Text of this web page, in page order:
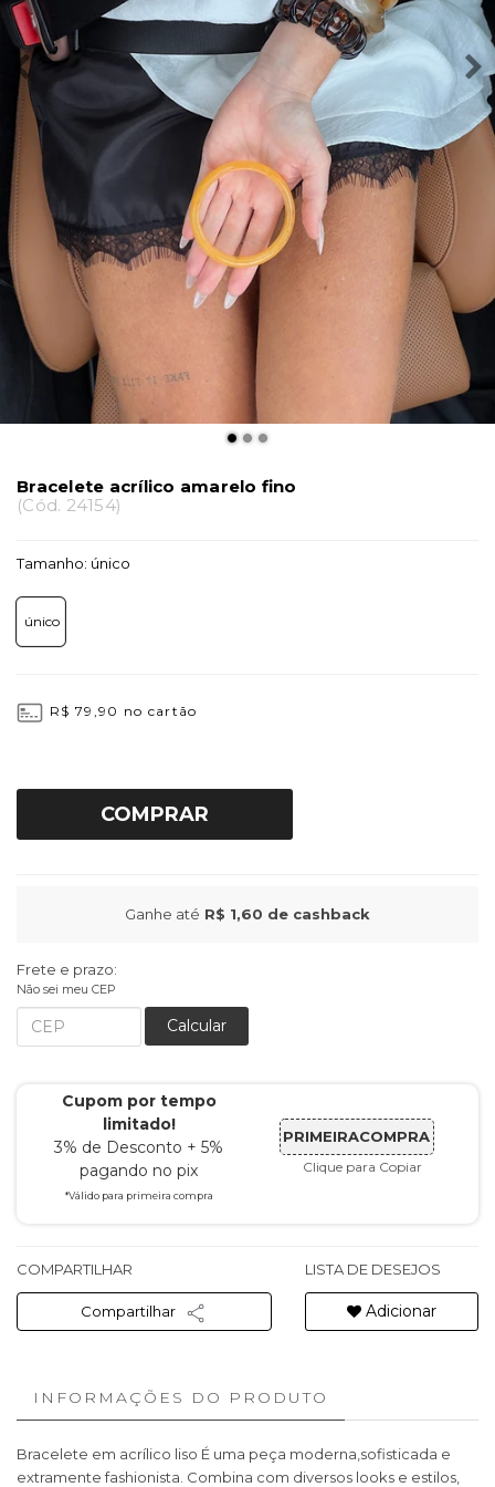
Bracelete acrílico amarelo fino
(Cód. 24154)
Tamanho: único
único
R$ 79,90 no cartão
COMPRAR
Ganhe até R$ 1,60 de cashback
Frete e prazo:
Não sei meu CEP
Calcular
Cupom por tempo
limitado!
3% de Desconto + 5%
pagando no pix
*Válido para primeira compra
PRIMEIRACOMPRA
Clique para Copiar
COMPARTILHAR
Compartilhar
LISTA DE DESEJOS
Adicionar
INFORMAÇÕES DO PRODUTO
Bracelete em acrílico liso É uma peça moderna,sofisticada e
extramente fashionista. Combina com diversos looks e estilos,